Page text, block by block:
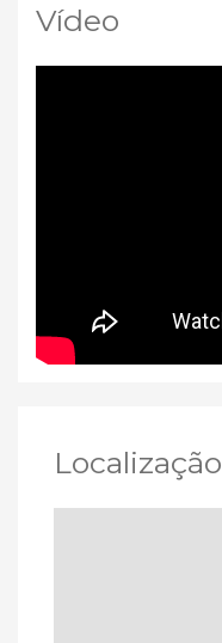
Vídeo
Localização